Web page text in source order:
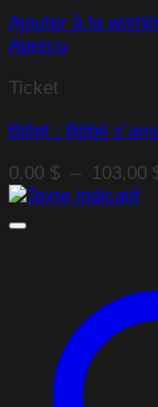
Ajouter à la
Aperçu
Ticket
Billet : Bébé
0,00 $ – 103,00